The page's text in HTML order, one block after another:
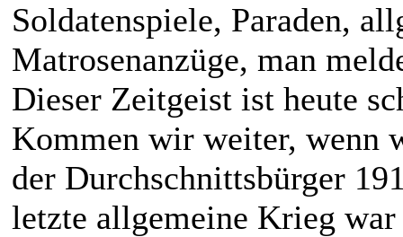
Soldatenspiele, Paraden,
Matrosenanzüge, man
Dieser Zeitgeist ist heute
Kommen wir weiter, wenn
der Durchschnittsbürger
letzte allgemeine Krieg